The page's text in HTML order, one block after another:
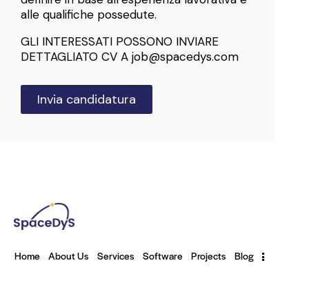
alle qualifiche possedute.
GLI INTERESSATI POSSONO INVIARE
DETTAGLIATO CV A job@spacedys.com
Invia candidatura
Home About Us Services Software Projects Blog